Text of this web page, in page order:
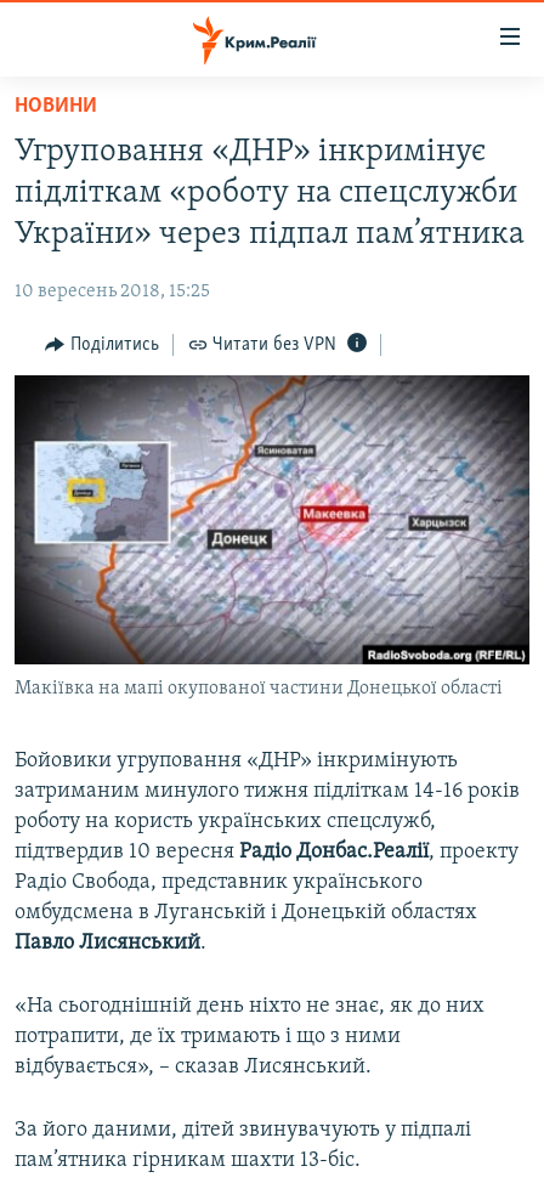
Перейти
основного
матеріалу
Перейти
до
основної
навігації
Перейти
до
пошуку
ВОДА.КРИМ
ВІДЕО ТА ФОТО
БЛОГИ
ПОГЛЯД
ІНТЕРВ'Ю
ВСЕ ЗА ДЕНЬ
СПЕЦПРОЕКТИ
ДЕПОРТАЦІЯ
ВІДЕОУРОКИ «ELIFBE»
СВІДЧЕННЯ ОКУПАЦІЇ
УКРАЇНСЬКА ПРОБЛЕМА КРИМУ
ІНФОГРАФІКА
ЯК ОБІЙТИ БЛОКУВАННЯ
Русский
Qırımtatar
ДОЛУЧАЙСЯ!
Усі сайти RFE/RL
НОВИНИ
Угруповання «ДНР» інкримінує
підліткам «роботу на спецслужби
України» через підпал пам’ятника
10 вересень 2018, 15:25
Поділитись Читати без VPN
Макіївка на мапі окупованої частини Донецької області
Бойовики угруповання «ДНР» інкримінують
затриманим минулого тижня підліткам 14-16 років
роботу на користь українських спецслужб,
підтвердив 10 вересня Радіо Донбас.Реалії, проекту
Радіо Свобода, представник українського
омбудсмена в Луганській і Донецькій областях
Павло Лисянський.
«На сьогоднішній день ніхто не знає, як до них
потрапити, де їх тримають і що з ними
відбувається», – сказав Лисянський.
За його даними, дітей звинувачують у підпалі
пам’ятника гірникам шахти 13-біс.